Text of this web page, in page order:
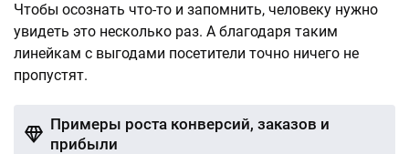
Чтобы осознать что-то и запомнить, человеку нужно
увидеть это несколько раз. А благодаря таким
линейкам с выгодами посетители точно ничего не
пропустят.
Примеры роста конверсий, заказов и
прибыли